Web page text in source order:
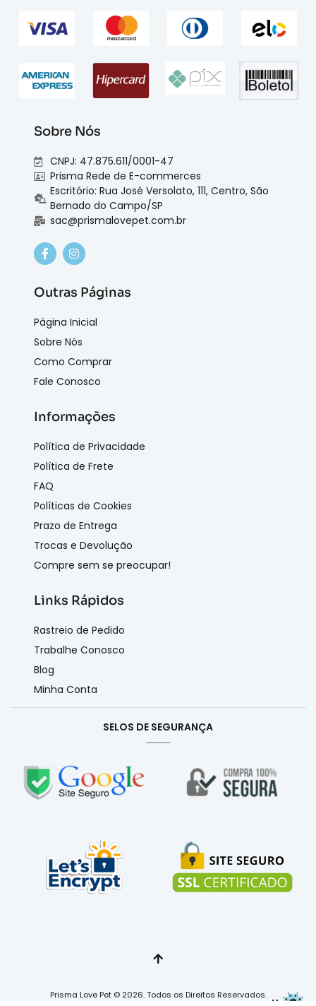
Sobre Nós
CNPJ: 47.875.611/0001-47
Prisma Rede de E-commerces
Escritório: Rua José Versolato, 111, Centro, São
Bernado do Campo/SP
sac@prismalovepet.com.br
Outras Páginas
Página Inicial
Sobre Nós
Como Comprar
Fale Conosco
Informações
Política de Privacidade
Política de Frete
FAQ
Políticas de Cookies
Prazo de Entrega
Trocas e Devolução
Compre sem se preocupar!
Links Rápidos
Rastreio de Pedido
Trabalhe Conosco
Blog
Minha Conta
SELOS DE SEGURANÇA
Prisma Love Pet © 2026. Todos os Direitos Reservados.